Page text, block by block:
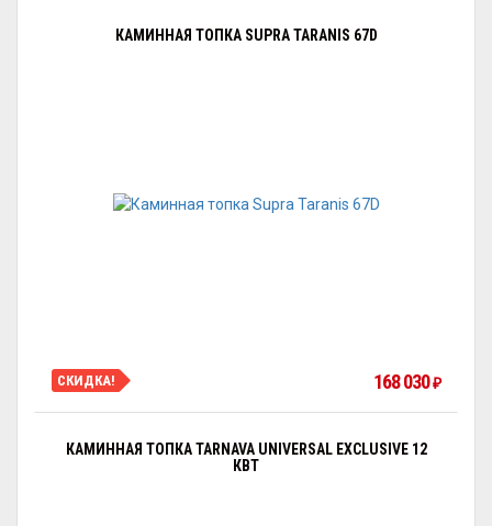
КАМИННАЯ ТОПКА SUPRA TARANIS 67D
СКИДКА! 168 030₽
КАМИННАЯ ТОПКА TARNAVA UNIVERSAL EXCLUSIVE 12
КВТ